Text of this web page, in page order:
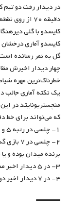
در دیدار رفت دو تیم
دقیقه ۷۰ از
کایسدو با گلی
کایسدو آماری درخشان
گل به ثمر رسانده
چهار دیدار اخیرش
خطرناک‌ترین مهره
که می‌تواند برای خط
۱- چلسی در رتبه ۵ و منچستریونایتد در رتبه ۱۶ قرار دارند.
۲- چلسی
برنده میدان بوده و
۳- در ۵ دیدار اخیر منچستریونایتد +۱.۵ گل به ثمر رسیده است.
۴- در ۷ دیدار اخیر دو تیم با یکدیگر، هر دو تیم گلزنی کرده اند.